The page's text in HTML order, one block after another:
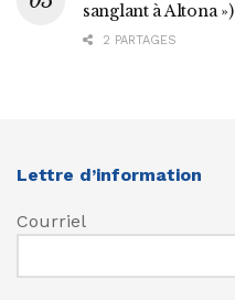
sanglant à Altona »)
2 PARTAGES
Lettre d’information
Courriel